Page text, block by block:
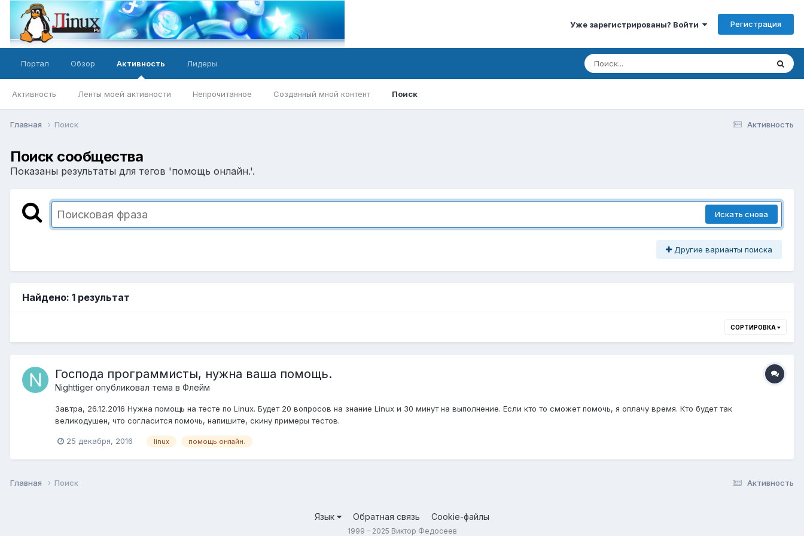
Уже зарегистрированы? Войти Регистрация
Портал Обзор Активность
Активность Ленты моей активности Непрочитанное Созданный мной контент Поиск
Лидеры
Активность
Главная Поиск
Поиск сообщества
Показаны результаты для тегов 'помощь онлайн.'.
Искать снова
Другие варианты поиска
Найдено: 1 результат
СОРТИРОВКА
Господа программисты, нужна ваша помощь.
Nighttiger опубликовал тема в Флейм
Завтра, 26.12.2016 Нужна помощь на тесте по Linux. Будет 20 вопросов на знание Linux и 30 минут на выполнение. Если кто то сможет помочь, я оплачу время. Кто будет так
великодушен, что согласится помочь, напишите, скину примеры тестов.
25 декабря, 2016 linux помощь онлайн.
Активность
Главная Поиск
Язык Обратная связь Cookie-файлы
1999 - 2025 Виктор Федосеев